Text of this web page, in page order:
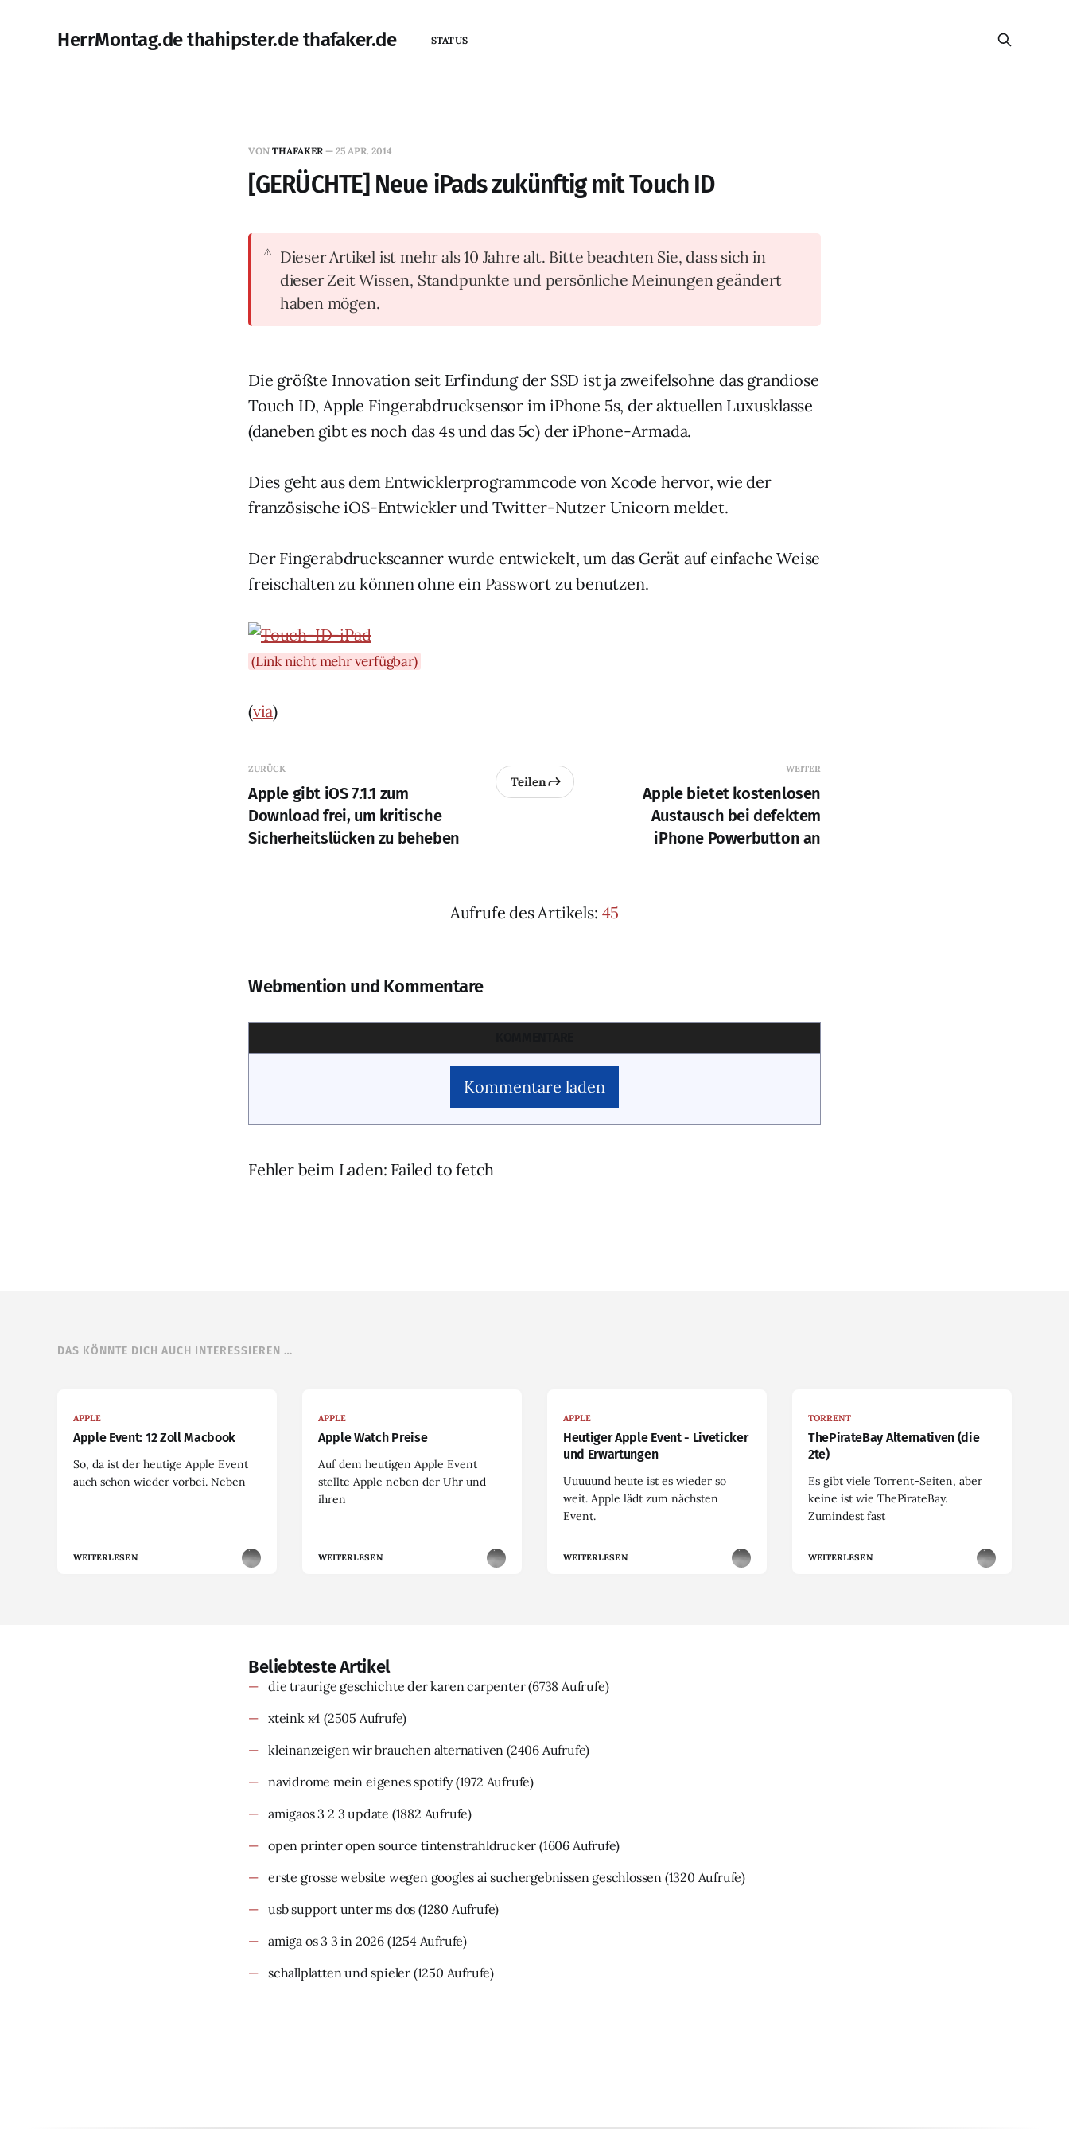
HerrMontag.de thahipster.de thafaker.de STATUS
VON THAFAKER — 25 APR. 2014
[GERÜCHTE] Neue iPads zukünftig mit Touch ID
Dieser Artikel ist mehr als 10 Jahre alt. Bitte beachten Sie, dass sich in
dieser Zeit Wissen, Standpunkte und persönliche Meinungen geändert
haben mögen.
Die größte Innovation seit Erfindung der SSD ist ja zweifelsohne das grandiose
Touch ID, Apple Fingerabdrucksensor im iPhone 5s, der aktuellen Luxusklasse
(daneben gibt es noch das 4s und das 5c) der iPhone-Armada.
Dies geht aus dem Entwicklerprogrammcode von Xcode hervor, wie der
französische iOS-Entwickler und Twitter-Nutzer Unicorn meldet.
Der Fingerabdruckscanner wurde entwickelt, um das Gerät auf einfache Weise
freischalten zu können ohne ein Passwort zu benutzen.
(Link nicht mehr verfügbar)
(via)
ZURÜCK
Apple gibt iOS 7.1.1 zum
Download frei, um kritische
Sicherheitslücken zu beheben
Teilen
WEITER
Apple bietet kostenlosen
Austausch bei defektem
iPhone Powerbutton an
Aufrufe des Artikels: 45
Webmention und Kommentare
Kommentare laden
Fehler beim Laden: Failed to fetch
DAS KÖNNTE DICH AUCH INTERESSIEREN …
APPLE
Apple Event: 12 Zoll Macbook
So, da ist der heutige Apple Event
auch schon wieder vorbei. Neben
WEITERLESEN
APPLE
Apple Watch Preise
Auf dem heutigen Apple Event
stellte Apple neben der Uhr und
ihren
WEITERLESEN
APPLE
Heutiger Apple Event - Liveticker
und Erwartungen
Uuuuund heute ist es wieder so
weit. Apple lädt zum nächsten
Event.
WEITERLESEN
TORRENT
ThePirateBay Alternativen (die
2te)
Es gibt viele Torrent-Seiten, aber
keine ist wie ThePirateBay.
Zumindest fast
WEITERLESEN
Beliebteste Artikel
die traurige geschichte der karen carpenter(6738 Aufrufe)
xteink x4 (2505 Aufrufe)
kleinanzeigen wir brauchen alternativen (2406 Aufrufe)
navidrome mein eigenes spotify(1972 Aufrufe)
amigaos 3 2 3 update (1882 Aufrufe)
open printer open source tintenstrahldrucker (1606 Aufrufe)
erste grosse website wegen googles ai suchergebnissen geschlossen (1320 Aufrufe)
usb support unter ms dos (1280 Aufrufe)
amiga os 3 3 in 2026 (1254 Aufrufe)
schallplatten und spieler (1250 Aufrufe)